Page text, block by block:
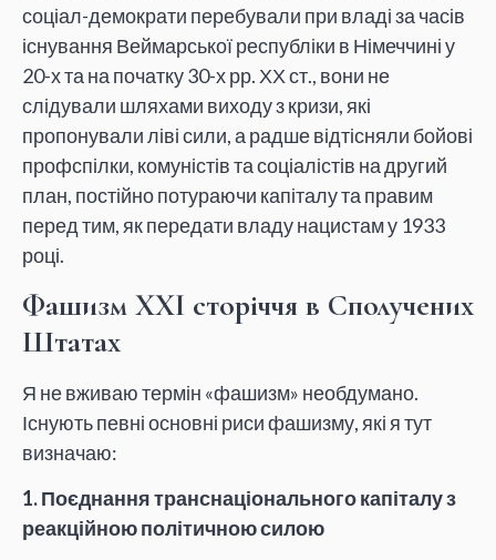
соціал-демократи перебували при владі за часів
існування Веймарської республіки в Німеччині у
20-х та на початку 30-х рр. ХХ ст., вони не
слідували шляхами виходу з кризи, які
пропонували ліві сили, а радше відтісняли бойові
профспілки, комуністів та соціалістів на другий
план, постійно потураючи капіталу та правим
перед тим, як передати владу нацистам у 1933
році.
Фашизм XXI сторіччя в Сполучених
Штатах
Я не вживаю термін «фашизм» необдумано.
Існують певні основні риси фашизму, які я тут
визначаю:
1.Поєднання транснаціонального капіталу з
реакційною політичною силою